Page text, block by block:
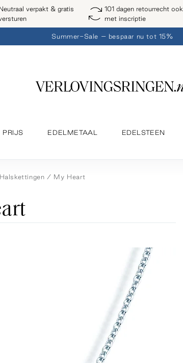
verpakt & gratis
101 dagen retourrecht ook
met inscriptie
Summer-Sale – bespaar nu tot 15%
PRIJS EDELMETAAL EDELSTEEN
Halskettingen My Heart